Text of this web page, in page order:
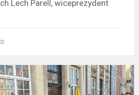
Lech Parell, wiceprezydent